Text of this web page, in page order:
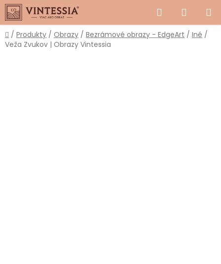
Prejsť
na
obsah
Hľadať
KOŠÍK
Domov
/ Produkty / Obrazy / Bezrámové obrazy - EdgeArt / Iné /
Veža Zvukov | Obrazy Vintessia